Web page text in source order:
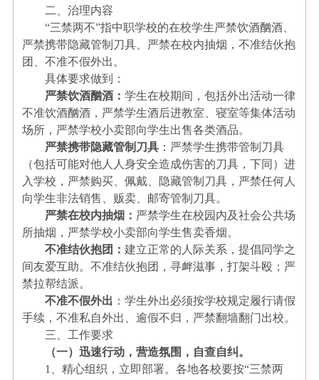
二、治理内容
“三禁两不”指中职学校的在校学生严禁饮酒酗酒、
严禁携带隐藏管制刀具、严禁在校内抽烟，不准结伙抱
团、不准不假外出。
具体要求做到：
严禁饮酒酗酒：学生在校期间，包括外出活动一律
不准饮酒酗酒，严禁学生酒后进教室、寝室等集体活动
场所，严禁学校小卖部向学生出售各类酒品。
严禁携带隐藏管制刀具 ：严禁学生携带管制刀具
（包括可能对他人人身安全造成伤害的刀具，下同）进
入学校，严禁购买、佩戴、隐藏管制刀具，严禁任何人
向学生非法销售、贩卖、邮寄管制刀具。
严禁在校内抽烟： 严禁学生在校园内及社会公共场
所抽烟，严禁学校小卖部向学生售卖香烟。
不准结伙抱团：建立正常的人际关系，提倡同学之
间友爱互助。不准结伙抱团，寻衅滋事，打架斗殴；严
禁拉帮结派。
不准不假外出 ：学生外出必须按学校规定履行请假
手续，不准私自外出、逾假不归，严禁翻墙翻门出校。
三、工作要求
（一）迅速行动，营造氛围，自查自纠。
1
、精心组织，立即部署。各地各校要按“三禁两